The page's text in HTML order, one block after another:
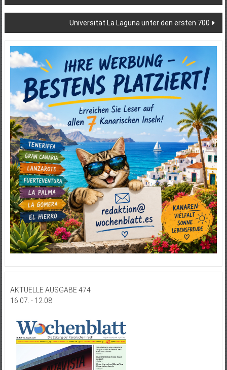
Universität La Laguna unter den ersten 700
AKTUELLE AUSGABE 474
16.07. - 12.08.